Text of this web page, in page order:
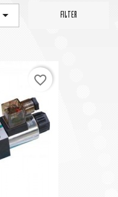
 FILTER
favorite_border